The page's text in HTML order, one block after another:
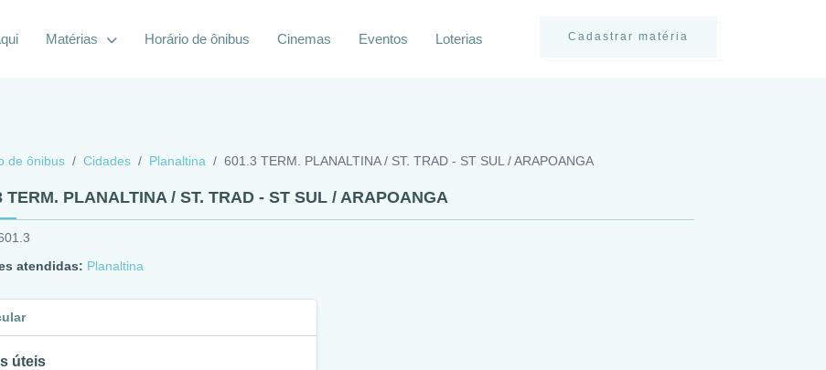
Cadastrar matéria
Matérias Horário de ônibus Cinemas Eventos Loterias
de ônibus Cidades Planaltina 601.3 TERM. PLANALTINA / ST. TRAD - ST SUL / ARAPOANGA
TERM. PLANALTINA / ST. TRAD - ST SUL / ARAPOANGA
atendidas: Planaltina
úteis